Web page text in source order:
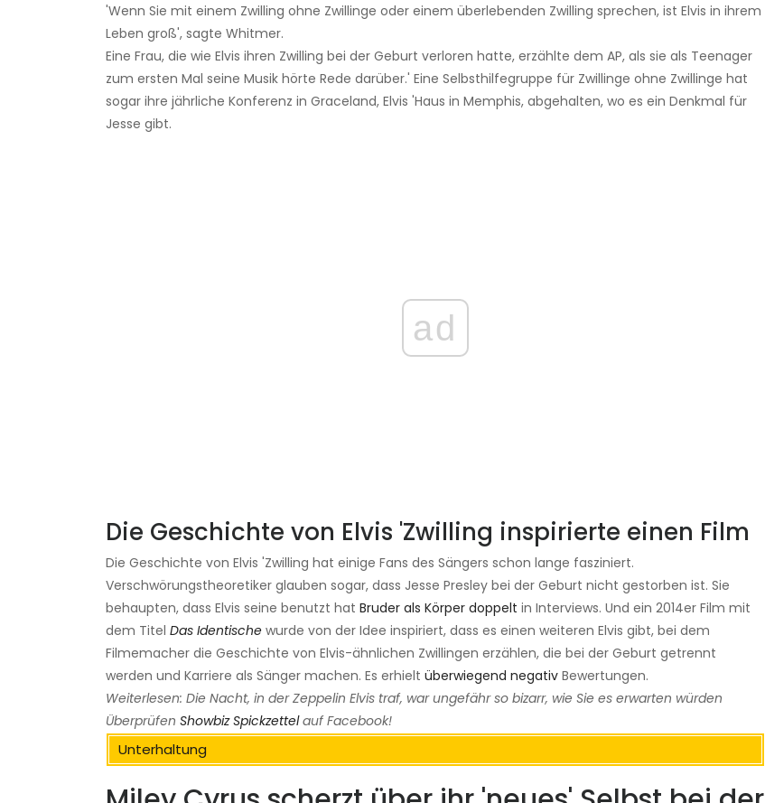
'Wenn Sie mit einem Zwilling ohne Zwillinge oder einem überlebenden Zwilling sprechen, ist Elvis in ihrem
Leben groß', sagte Whitmer.
Eine Frau, die wie Elvis ihren Zwilling bei der Geburt verloren hatte, erzählte dem AP, als sie als Teenager
zum ersten Mal seine Musik hörte Rede darüber.' Eine Selbsthilfegruppe für Zwillinge ohne Zwillinge hat
sogar ihre jährliche Konferenz in Graceland, Elvis 'Haus in Memphis, abgehalten, wo es ein Denkmal für
Jesse gibt.
ad
Die Geschichte von Elvis 'Zwilling inspirierte einen Film
Die Geschichte von Elvis 'Zwilling hat einige Fans des Sängers schon lange fasziniert.
Verschwörungstheoretiker glauben sogar, dass Jesse Presley bei der Geburt nicht gestorben ist. Sie
behaupten, dass Elvis seine benutzt hat Bruder als Körper doppelt in Interviews. Und ein 2014er Film mit
dem Titel Das Identische wurde von der Idee inspiriert, dass es einen weiteren Elvis gibt, bei dem
Filmemacher die Geschichte von Elvis-ähnlichen Zwillingen erzählen, die bei der Geburt getrennt
werden und Karriere als Sänger machen. Es erhielt überwiegend negativ Bewertungen.
Weiterlesen: Die Nacht, in der Zeppelin Elvis traf, war ungefähr so ​​bizarr, wie Sie es erwarten würden
Überprüfen Showbiz Spickzettel auf Facebook!
Unterhaltung